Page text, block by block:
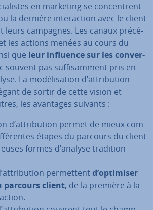
en marketing se con­centrent
la dernière in­te­rac­tion avec le client
leurs campagnes. Les canaux pré­cé­
les actions menées au cours du
que leur influence sur les con­ver­
souvent pas suf­fi­sam­ment pris en
La mo­dé­li­sa­tion d’at­tri­bu­tion
de sortir de cette vision et
les avantages suivants :
d’at­tri­bu­tion permet de mieux com­
étapes du parcours du client
formes d’analyse tra­di­tion­
per­met­tentd’optimiser
parcours client, de la première à la